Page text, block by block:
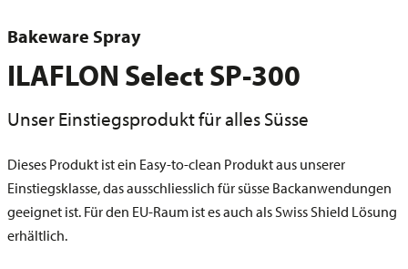
Bakeware Spray
ILAFLON Select SP-300
Unser Einstiegsprodukt für alles Süsse
Dieses Produkt ist ein Easy-to-clean Produkt aus unserer
Einstiegsklasse, das ausschliesslich für süsse Backanwendungen
geeignet ist. Für den EU-Raum ist es auch als Swiss Shield Lösung
erhältlich.